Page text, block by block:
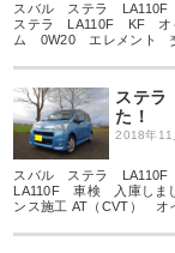
スバル ステラ LA110F
ステラ LA110F KF オ
ム 0W20 エレメント
ステ
た！
2018年11
スバル ステラ
LA110F 車検 入庫しま
ンス施工 AT（CVT） オ